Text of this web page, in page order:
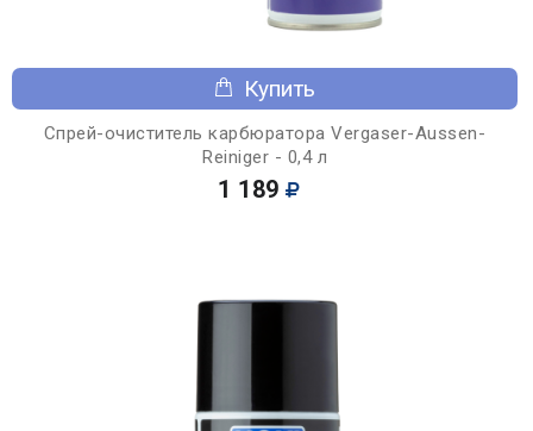
Купить
Спрей-очиститель карбюратора Vergaser-Aussen-
Reiniger - 0,4 л
1 189